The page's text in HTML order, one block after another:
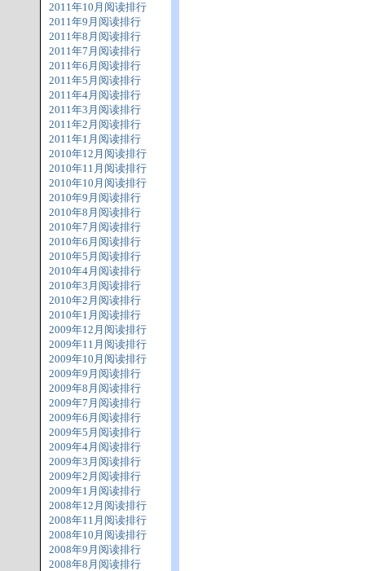
2011年10月阅读排行
2011年9月阅读排行
2011年8月阅读排行
2011年7月阅读排行
2011年6月阅读排行
2011年5月阅读排行
2011年4月阅读排行
2011年3月阅读排行
2011年2月阅读排行
2011年1月阅读排行
2010年12月阅读排行
2010年11月阅读排行
2010年10月阅读排行
2010年9月阅读排行
2010年8月阅读排行
2010年7月阅读排行
2010年6月阅读排行
2010年5月阅读排行
2010年4月阅读排行
2010年3月阅读排行
2010年2月阅读排行
2010年1月阅读排行
2009年12月阅读排行
2009年11月阅读排行
2009年10月阅读排行
2009年9月阅读排行
2009年8月阅读排行
2009年7月阅读排行
2009年6月阅读排行
2009年5月阅读排行
2009年4月阅读排行
2009年3月阅读排行
2009年2月阅读排行
2009年1月阅读排行
2008年12月阅读排行
2008年11月阅读排行
2008年10月阅读排行
2008年9月阅读排行
2008年8月阅读排行